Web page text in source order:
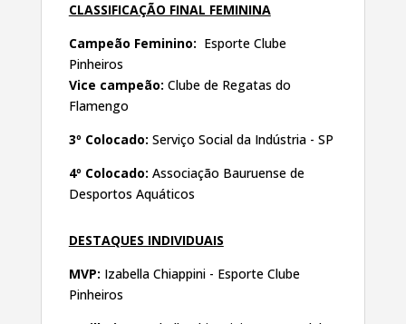
CLASSIFICAÇÃO FINAL FEMININA
Campeão Feminino: Esporte Clube
Pinheiros
Vice campeão: Clube de Regatas do
Flamengo
3º Colocado: Serviço Social da Indústria - SP
4º Colocado: Associação Bauruense de
Desportos Aquáticos
DESTAQUES INDIVIDUAIS
MVP: Izabella Chiappini - Esporte Clube
Pinheiros